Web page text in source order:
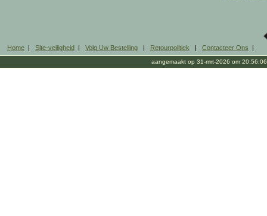
Home | Site-veiligheid | Volg Uw Bestelling | Retourpolitiek | Contacteer Ons |
aangemaakt op 31-mrt-2026 om